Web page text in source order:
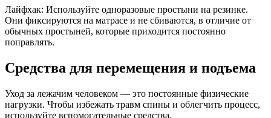
Лайфхак: Используйте одноразовые простыни на резинке.
Они фиксируются на матрасе и не сбиваются, в отличие от
обычных простыней, которые приходится постоянно
поправлять.
Средства для перемещения и подъема
Уход за лежачим человеком — это постоянные физические
нагрузки. Чтобы избежать травм спины и облегчить процесс,
используйте вспомогательные средства.